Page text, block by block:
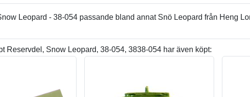
Leopard - 38-054 passande bland annat Snö Leopard från Heng
Reservdel, Snow Leopard, 38-054, 3838-054 har även köpt: